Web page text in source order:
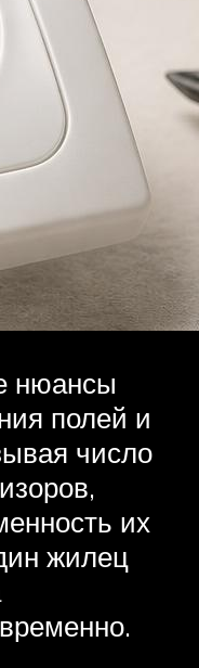
нюансы
полей и
число
их
жилец